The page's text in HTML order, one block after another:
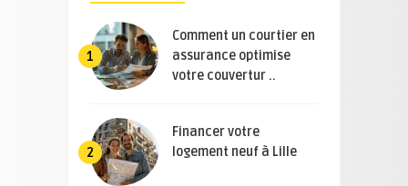
1
Comment un courtier en
assurance optimise
votre couvertur ..
2
Financer votre
logement neuf à Lille